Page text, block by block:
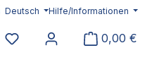
Deutsch Hilfe/Informationen
Du hast 0 Produkte auf
0,00 €